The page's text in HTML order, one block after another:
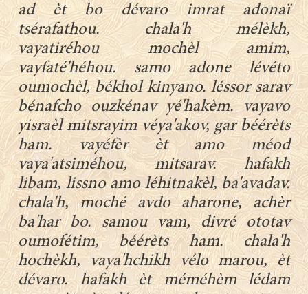
ad èt bo dévaro imrat adonaï
tsérafathou. chala'h mélèkh,
vayatiréhou mochèl amim,
vayfaté'héhou. samo adone lévéto
oumochèl, békhol kinyano. léssor sarav
bénafcho ouzkénav yé'hakèm. vayavo
yisraèl mitsrayim véya'akov, gar béérèts
ham. vayéfèr èt amo méod
vaya'atsiméhou, mitsarav. hafakh
libam, lissno amo léhitnakèl, ba'avadav.
chala'h, moché avdo aharone, achèr
ba'har bo. samou vam, divré ototav
oumofétim, béérèts ham. chala'h
hochèkh, vaya'hchikh vélo marou, èt
dévaro. hafakh èt méméhèm lédam